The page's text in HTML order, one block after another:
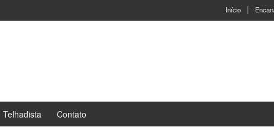
Início
Telhadista Contato